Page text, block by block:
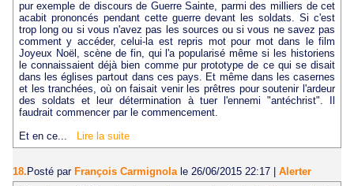
pur exemple de discours de Guerre Sainte, parmi des milliers de cet
acabit prononcés pendant cette guerre devant les soldats. Si c'est
trop long ou si vous n'avez pas les sources ou si vous ne savez pas
comment y accéder, celui-la est repris mot pour mot dans le film
Joyeux Noël, scène de fin, qui l'a popularisé même si les historiens
le connaissaient déjà bien comme pur prototype de ce qui se disait
dans les églises partout dans ces pays. Et même dans les casernes
et les tranchées, où on faisait venir les prêtres pour soutenir l'ardeur
des soldats et leur détermination à tuer l'ennemi "antéchrist". Il
faudrait commencer par le commencement.
Et en ce...
Lire la suite
18. Posté par François Carmignola le 26/06/2015 22:17
Alerter